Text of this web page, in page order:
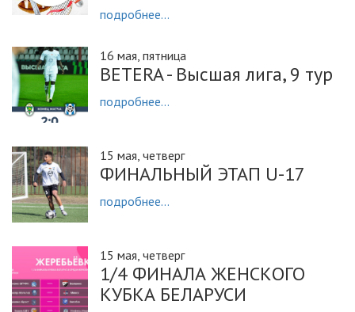
подробнее...
16 мая, пятница
BETERA - Высшая лига, 9 тур
подробнее...
15 мая, четверг
ФИНАЛЬНЫЙ ЭТАП U-17
подробнее...
15 мая, четверг
1/4 ФИНАЛА ЖЕНСКОГО
КУБКА БЕЛАРУСИ